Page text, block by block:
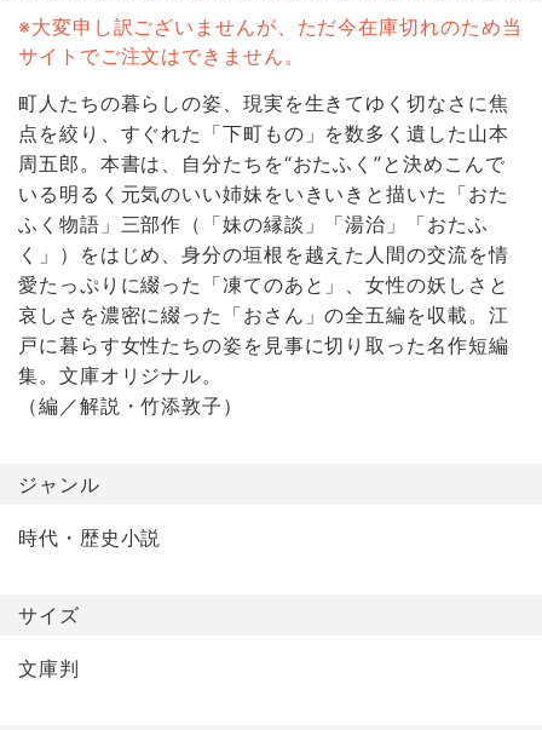
※大変申し訳ございませんが、ただ今在庫切れのため当
サイトでご注文はできません。
町人たちの暮らしの姿、現実を生きてゆく切なさに焦
点を絞り、すぐれた「下町もの」を数多く遺した山本
周五郎。本書は、自分たちを“おたふく”と決めこんで
いる明るく元気のいい姉妹をいきいきと描いた「おた
ふく物語」三部作（「妹の縁談」「湯治」「おたふ
く」）をはじめ、身分の垣根を越えた人間の交流を情
愛たっぷりに綴った「凍てのあと」、女性の妖しさと
哀しさを濃密に綴った「おさん」の全五編を収載。江
戸に暮らす女性たちの姿を見事に切り取った名作短編
集。文庫オリジナル。
（編／解説・竹添敦子）
ジャンル
時代・歴史小説
サイズ
文庫判